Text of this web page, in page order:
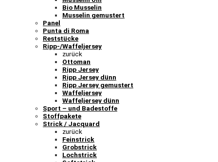
Bio Musselin
Musselin gemustert
Panel
Punta di Roma
Reststücke
Ripp-/Waffeljersey
zurück
Ottoman
Ripp Jersey
Ripp Jersey dünn
Ripp Jersey gemustert
Waffeljersey
Waffeljersey dünn
Sport – und Badestoffe
Stoffpakete
Strick / Jacquard
zurück
Feinstrick
Grobstrick
Lochstrick